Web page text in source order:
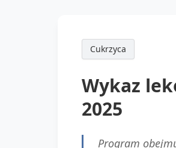
Cukrzyca
Wykaz
2025
Program